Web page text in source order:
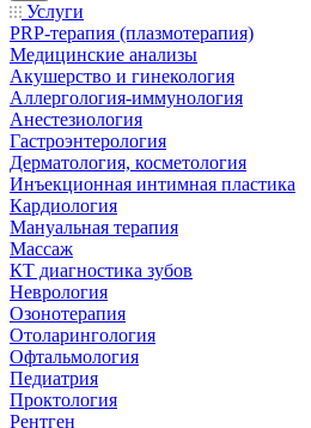
Услуги
PRP-терапия (плазмотерапия)
Медицинские анализы
Акушерство и гинекология
Аллергология-иммунология
Анестезиология
Гастроэнтерология
Дерматология, косметология
Инъекционная интимная пластика
Кардиология
Мануальная терапия
Массаж
КТ диагностика зубов
Неврология
Озонотерапия
Отоларингология
Офтальмология
Педиатрия
Проктология
Рентген